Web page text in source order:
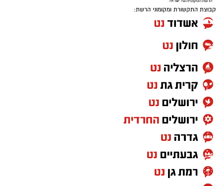
קבוצת התקשורת ומקומוני הרשת: